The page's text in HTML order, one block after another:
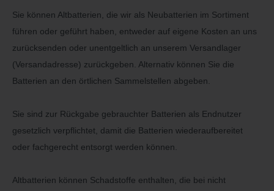
Sie können Altbatterien, die wir als Neubatterien im Sortiment
führen oder geführt haben, entweder auf eigene Kosten an uns
zurücksenden oder unentgeltlich an unserem Versandlager
(Versandadresse) zurückgeben. Alternativ können Sie die
Batterien an den örtlichen Sammelstellen abgeben.
Sie sind zur Rückgabe gebrauchter Batterien als Endnutzer
gesetzlich verpflichtet, damit die Batterien wiederaufbereitet
oder fachgerecht entsorgt werden können.
Altbatterien können Schadstoffe enthalten, die bei nicht